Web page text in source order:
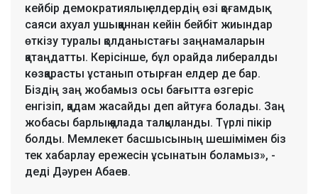
кейбір демократиялық елдердің өзі қоғамдық-
саяси ахуал ушыққаннан кейін бейбіт жиындар
өткізу туралы қолданыстағы заңнамаларын
қатаңдатты. Керісінше, бұл орайда либералды
көзқарасты ұстанып отырған елдер де бар.
Біздің заң жобамыз осы бағытта өзгеріс
енгізіп, қадам жасайды деп айтуға болады. Заң
жобасы барлық қалада талқыланды. Түрлі пікір
болды. Мемлекет басшысының шешімімен біз
тек хабарлау ережесін ұсынатын боламыз», -
деді Дәурен Абаев.